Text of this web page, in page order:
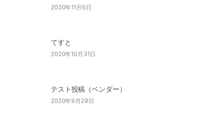
2020年11月6日
てすと
2020年10月31日
テスト投稿（ベンダー）
2020年9月29日